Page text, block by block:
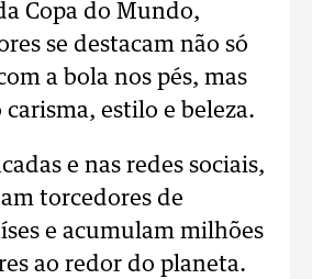
Copa do Mundo,
se destacam não só
a bola nos pés, mas
estilo e beleza.
e nas redes sociais,
torcedores de
e acumulam milhões
ao redor do planeta.